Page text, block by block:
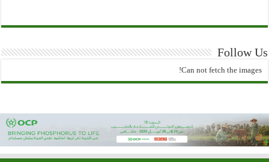
Follow Us
Can not fetch the images!